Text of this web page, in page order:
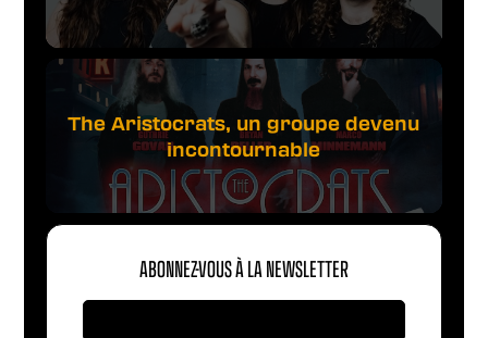
The Aristocrats, un groupe devenu
incontournable
ABONNEZ-VOUS À LA NEWSLETTER